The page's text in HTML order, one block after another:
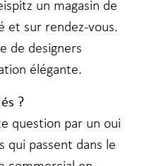
un magasin de
et sur rendez-vous.
de designers
élégante.
?
question par un oui
qui passent dans le